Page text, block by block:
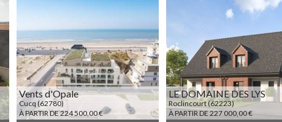
À PARTIR DE 186 000,00 € À PARTIR DE 182
Vents d'Opale
Cucq (62780)
À PARTIR DE 224 500,00 €
LE DOMAINE DES LYS
Roclincourt (62223)
À PARTIR DE 227 000,00 €